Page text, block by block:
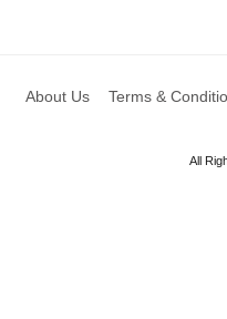
About Us Terms &
All